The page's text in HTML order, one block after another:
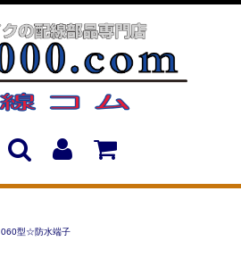
060型☆防水端子